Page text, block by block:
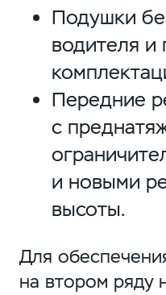
Подушки
водителя и
Передние
с
и новыми
высоты.
Для
на втором ряду